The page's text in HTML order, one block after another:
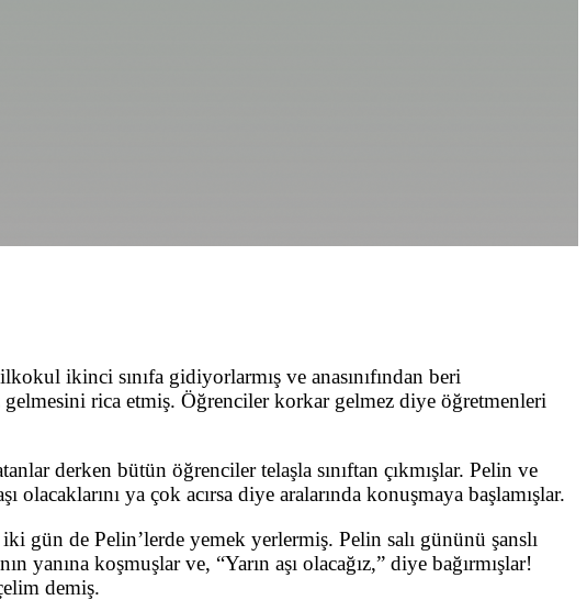
ikinci sınıfa gidiyorlarmış ve anasınıfından beri
gelmesini rica etmiş. Öğrenciler korkar gelmez diye öğretmenleri
derken bütün öğrenciler telaşla sınıftan çıkmışlar. Pelin ve
ya çok acırsa diye aralarında konuşmaya başlamışlar.
gün de Pelin’lerde yemek yerlermiş. Pelin salı gününü şanslı
koşmuşlar ve, “Yarın aşı olacağız,” diye bağırmışlar!
demiş.